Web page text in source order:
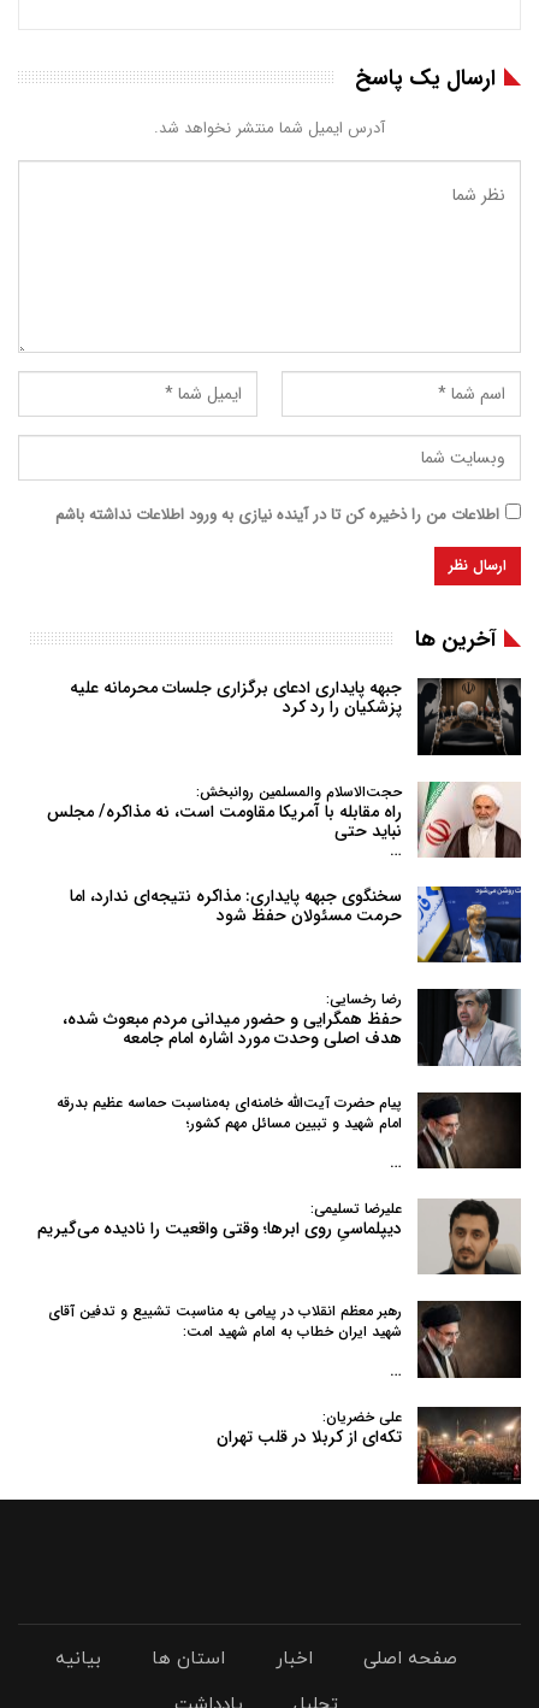
ارسال یک پاسخ
آدرس ایمیل شما منتشر نخواهد شد.
اطلاعات من را ذخیره کن تا در آینده نیازی به ورود اطلاعات نداشته باشم
آخرین ها
جبهه پایداری ادعای برگزاری جلسات محرمانه علیه
پزشکیان را رد کرد
حجت‌الاسلام والمسلمین روانبخش:
راه مقابله با آمریکا مقاومت است، نه مذاکره/ مجلس
نباید حتی
…
سخنگوی جبهه پایداری: مذاکره نتیجه‌ای ندارد، اما
حرمت مسئولان حفظ شود
رضا رخسایی:
حفظ همگرایی و حضور میدانی مردم مبعوث شده،
هدف اصلی وحدت مورد اشاره امام جامعه
پیام حضرت آیت‌الله خامنه‌ای به‌مناسبت حماسه عظیم بدرقه
امام شهید و تبیین مسائل مهم کشور؛
…
علیرضا تسلیمی:
دیپلماسیِ روی ابرها؛ وقتی واقعیت را نادیده می‌گیریم
رهبر معظم انقلاب در پیامی به‌ مناسبت تشییع و تدفین آقای
شهید ایران خطاب به امام شهید امت:
…
علی خضریان:
تکه‌ای از کربلا در قلب تهران
صفحه اصلی اخبار استان ها
بیانیه